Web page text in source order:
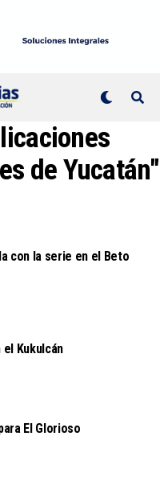
de Yucatán"
con la serie en el Beto
el Kukulcán
El Glorioso